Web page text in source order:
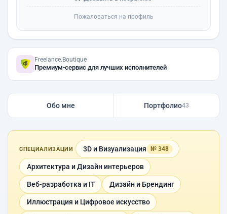
Пожаловаться на профиль
Freelance.Boutique
Премиум-сервис для лучших исполнителей
Обо мне Портфолио43
СПЕЦИАЛИЗАЦИИ 3D и Визуализация № 348
Архитектура и Дизайн интерьеров
Веб-разработка и IT Дизайн и Брендинг
Иллюстрация и Цифровое искусство